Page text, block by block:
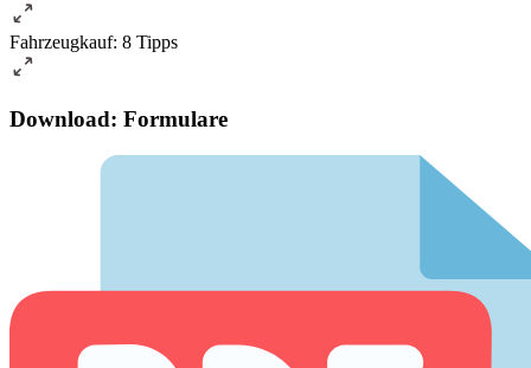
Fahrzeugkauf: 8 Tipps
Download: Formulare